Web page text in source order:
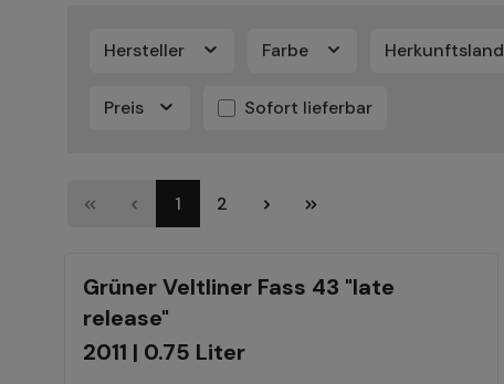
Hersteller Farbe Herkunftsland
Preis Sofort lieferbar
1 2
Grüner Veltliner Fass 43 "late
release"
2011 | 0.75 Liter